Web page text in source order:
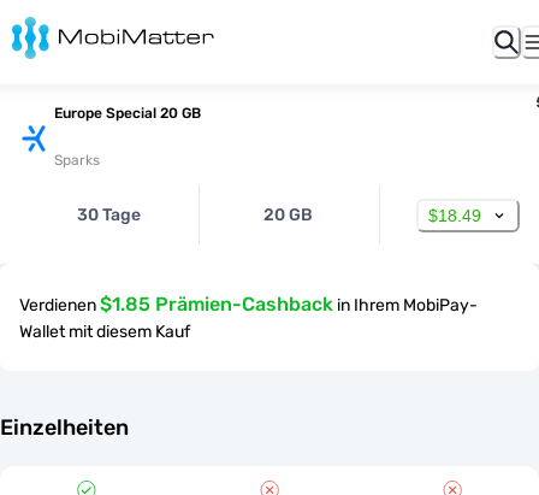
Europe Special 20 GB
Sparks
30 Tage 20 GB $18.49
Verdienen$1.85 Prämien-Cashback in Ihrem MobiPay-
Wallet mit diesem Kauf
Einzelheiten